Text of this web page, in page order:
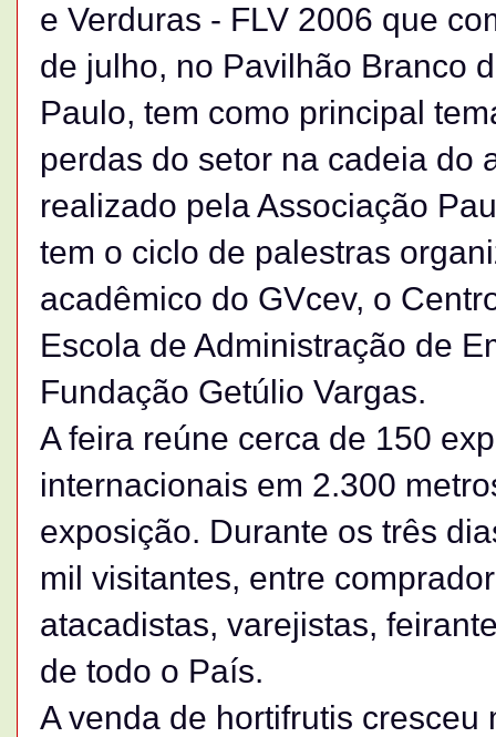
e Verduras - FLV 2006 que
de julho, no Pavilhão Branco
Paulo, tem como principal
perdas do setor na cadeia do
realizado pela Associação
tem o ciclo de palestras
acadêmico do GVcev, o
Escola de Administração de
Fundação Getúlio Vargas.
A feira reúne cerca de 150
internacionais em 2.300
exposição. Durante os três
mil visitantes, entre
atacadistas, varejistas,
de todo o País.
A venda de hortifrutis cresceu